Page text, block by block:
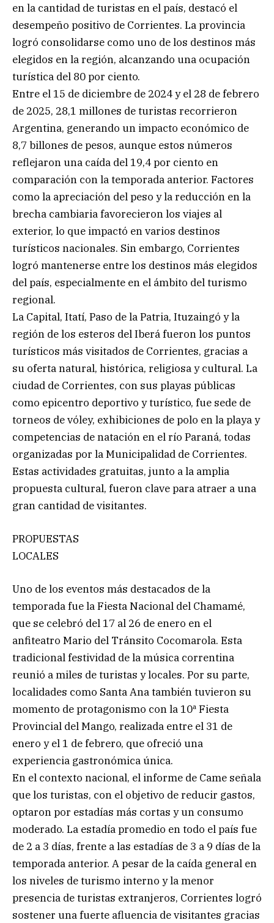
en la cantidad de turistas en el país, destacó el
desempeño positivo de Corrientes. La provincia
logró consolidarse como uno de los destinos más
elegidos en la región, alcanzando una ocupación
turística del 80 por ciento.
Entre el 15 de diciembre de 2024 y el 28 de febrero
de 2025, 28,1 millones de turistas recorrieron
Argentina, generando un impacto económico de
8,7 billones de pesos, aunque estos números
reflejaron una caída del 19,4 por ciento en
comparación con la temporada anterior. Factores
como la apreciación del peso y la reducción en la
brecha cambiaria favorecieron los viajes al
exterior, lo que impactó en varios destinos
turísticos nacionales. Sin embargo, Corrientes
logró mantenerse entre los destinos más elegidos
del país, especialmente en el ámbito del turismo
regional.
La Capital, Itatí, Paso de la Patria, Ituzaingó y la
región de los esteros del Iberá fueron los puntos
turísticos más visitados de Corrientes, gracias a
su oferta natural, histórica, religiosa y cultural. La
ciudad de Corrientes, con sus playas públicas
como epicentro deportivo y turístico, fue sede de
torneos de vóley, exhibiciones de polo en la playa y
competencias de natación en el río Paraná, todas
organizadas por la Municipalidad de Corrientes.
Estas actividades gratuitas, junto a la amplia
propuesta cultural, fueron clave para atraer a una
gran cantidad de visitantes.
PROPUESTAS
LOCALES
Uno de los eventos más destacados de la
temporada fue la Fiesta Nacional del Chamamé,
que se celebró del 17 al 26 de enero en el
anfiteatro Mario del Tránsito Cocomarola. Esta
tradicional festividad de la música correntina
reunió a miles de turistas y locales. Por su parte,
localidades como Santa Ana también tuvieron su
momento de protagonismo con la 10ª Fiesta
Provincial del Mango, realizada entre el 31 de
enero y el 1 de febrero, que ofreció una
experiencia gastronómica única.
En el contexto nacional, el informe de Came señala
que los turistas, con el objetivo de reducir gastos,
optaron por estadías más cortas y un consumo
moderado. La estadía promedio en todo el país fue
de 2 a 3 días, frente a las estadías de 3 a 9 días de la
temporada anterior. A pesar de la caída general en
los niveles de turismo interno y la menor
presencia de turistas extranjeros, Corrientes logró
sostener una fuerte afluencia de visitantes gracias